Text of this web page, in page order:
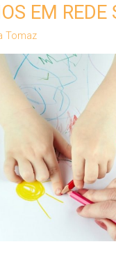
EM REDE
Tomaz